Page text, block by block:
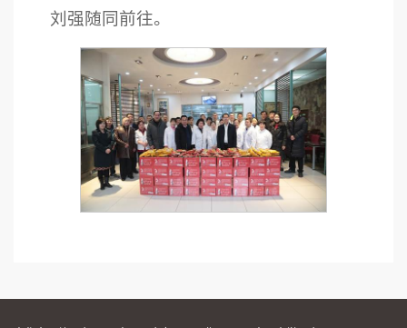
刘强随同前往。